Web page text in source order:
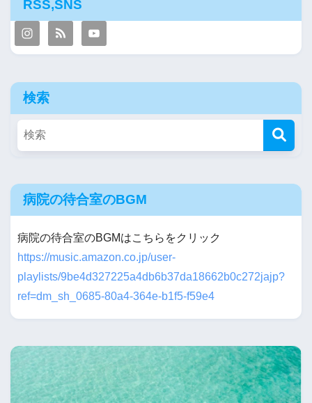
RSS,SNS
検索
病院の待合室のBGM
病院の待合室のBGMはこちらをクリック
https://music.amazon.co.jp/user-
playlists/9be4d327225a4db6b37da18662b0c272jajp?
ref=dm_sh_0685-80a4-364e-b1f5-f59e4